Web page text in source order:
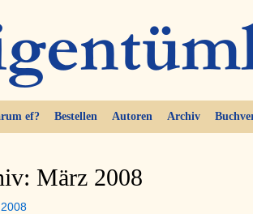
ef? Bestellen Autoren Archiv
März 2008